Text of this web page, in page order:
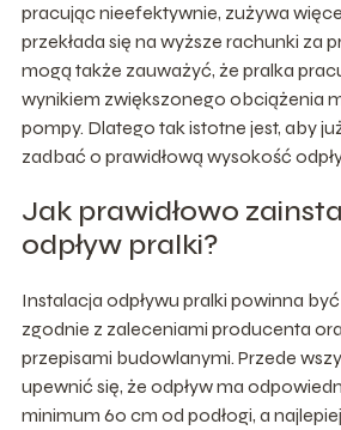
pracując nieefektywnie, zużywa
przekłada się na wyższe rachunki za
mogą także zauważyć, że pralka
wynikiem zwiększonego obciążenia
pompy. Dlatego tak istotne jest, aby
zadbać o prawidłową wysokość
Jak prawidłowo
odpływ pralki?
Instalacja odpływu pralki powinna
zgodnie z zaleceniami producenta
przepisami budowlanymi. Przede
upewnić się, że odpływ ma
minimum 60 cm od podłogi, a